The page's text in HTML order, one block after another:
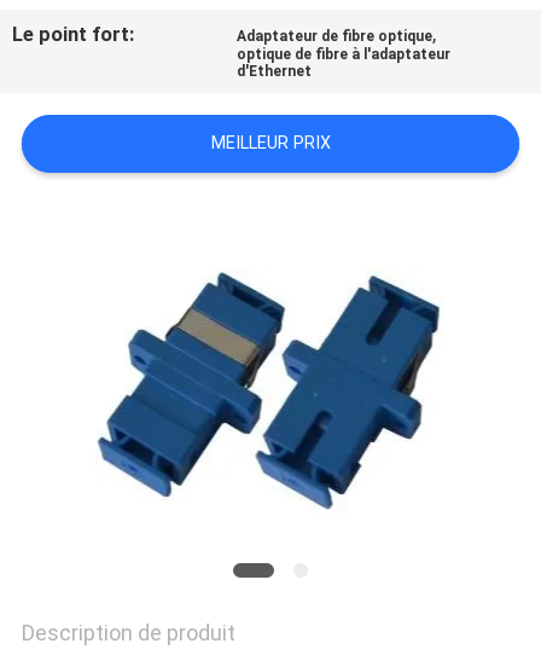
DEMANDEZ
CITATION
PRIVACY
POLICY
Le point fort: Adaptateur de fibre optique,
optique de fibre à l'adaptateur
d'Ethernet
MEILLEUR PRIX
Description de produit